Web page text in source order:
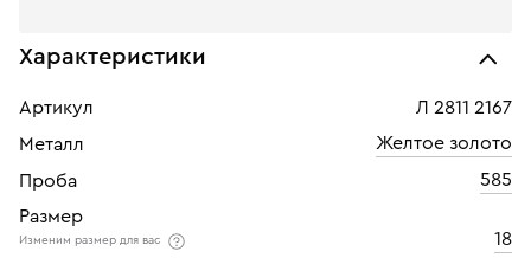
Характеристики
Артикул
Л 2811 2167
Металл
Желтое золото
Проба
585
Размер
Изменим размер для вас
18